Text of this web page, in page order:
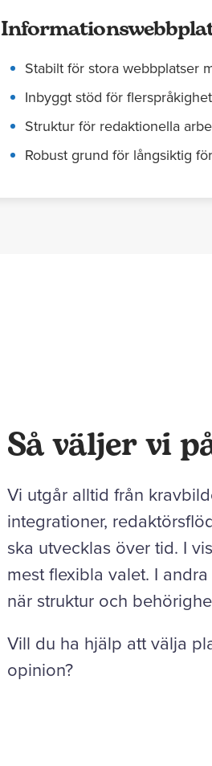
Stabilt för stora webbplatser
Inbyggt stöd för flerspråkighet
Struktur för redaktionella
Robust grund för långsiktig
Så väljer vi
Vi utgår alltid från
integrationer,
ska utvecklas över tid. I
mest flexibla valet. I
när struktur och
Vill du ha hjälp att välja
opinion?